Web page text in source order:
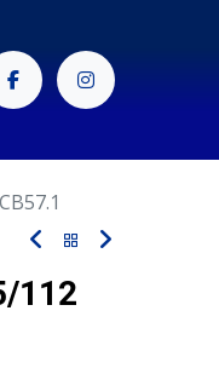
112